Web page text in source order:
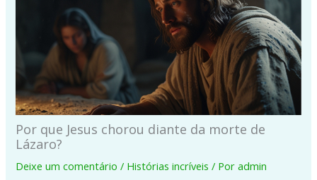
Por que Jesus chorou diante da morte de
Lázaro?
Deixe um comentário / Histórias incríveis / Poradmin